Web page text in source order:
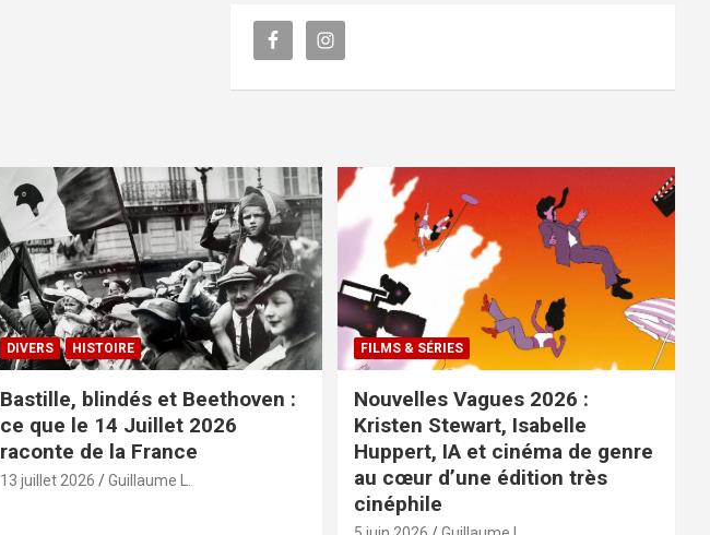
DIVERS HISTOIRE
Bastille, blindés et Beethoven :
ce que le 14 Juillet 2026
raconte de la France
13 juillet 2026 Guillaume L.
FILMS & SÉRIES
Nouvelles Vagues 2026 :
Kristen Stewart, Isabelle
Huppert, IA et cinéma de genre
au cœur d’une édition très
cinéphile